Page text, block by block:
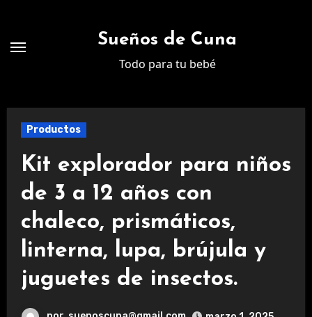
contenido
Sueños de Cuna
Todo para tu bebé
Productos
Kit explorador para niños
de 3 a 12 años con
chaleco, prismáticos,
linterna, lupa, brújula y
juguetes de insectos.